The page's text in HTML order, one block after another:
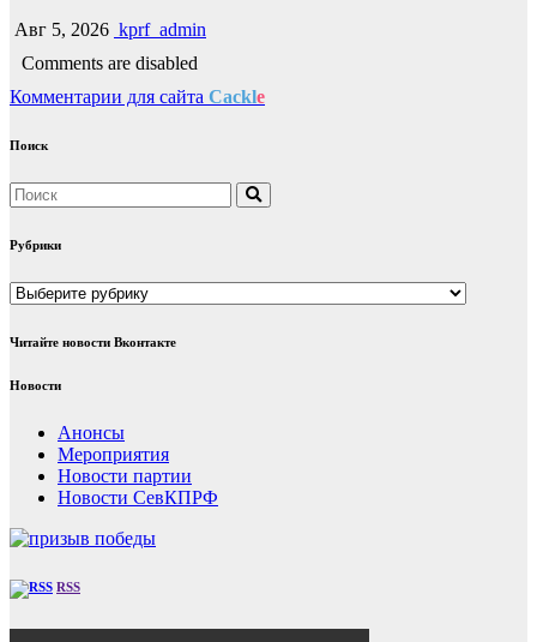
Авг 5, 2026 kprf_admin
Comments are disabled
Комментарии для сайта Cackle
Поиск
Рубрики
Рубрики
Читайте новости Вконтакте
Новости
Анонсы
Мероприятия
Новости партии
Новости СевКПРФ
RSS